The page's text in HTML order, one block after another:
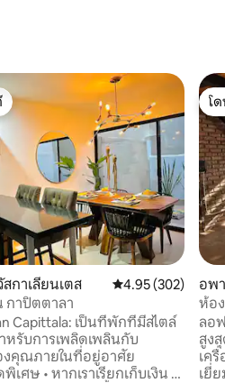
กาเลียนเตส คะแนนเฉลี่ย 4.95
4.95 (302)
กาปิตตาลา
Capittala: เป็นที่พักที่มีสไตล์
หรับการเพลิดเพลินกับ
งคุณภายในที่อยู่อาศัย
รียกเก็บเงิน •
โ
โ
อพ
นเ
ห้อ
อา
ลอฟท์
สูง
เค
เยี่